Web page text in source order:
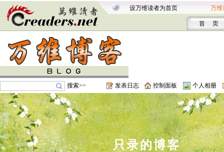
设万维读者为首页 万维
首 页
搜索>> 发表日志 控制面板 个人相册
只录的博客